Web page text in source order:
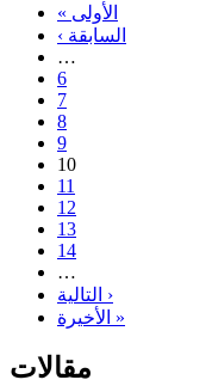
« الأولى
‹ السابقة
…
6
7
8
9
10
11
12
13
14
…
التالية ›
الأخيرة »
مقالات